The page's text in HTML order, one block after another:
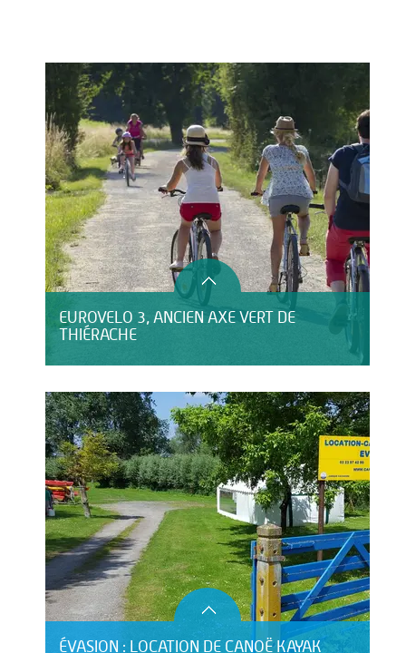
EUROVELO 3, ANCIEN AXE VERT DE
THIÉRACHE
ÉVASION : LOCATION DE CANOË KAYAK